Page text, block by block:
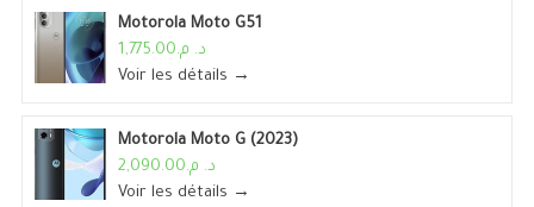
Motorola Moto G51
د. م.1,775.00
Voir les détails →
Motorola Moto G (2023)
د. م.2,090.00
Voir les détails →